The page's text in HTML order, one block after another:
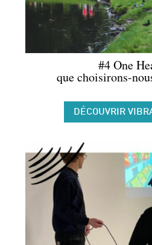
#4 One
que choisirons-
DÉCOUVRIR